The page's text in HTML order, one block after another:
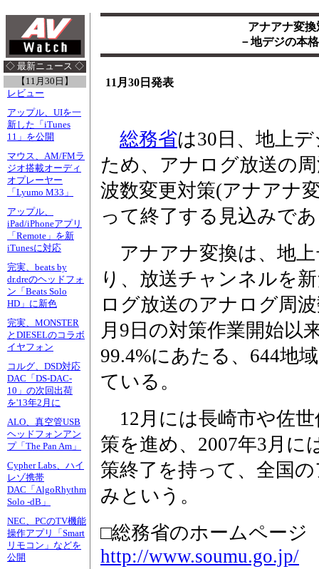
◇ 最新ニュース ◇
【11月30日】
レビュー
アップル、UIを一
新した「iTunes
11」を公開
マウス、AM/FMラ
ジオ搭載オーディ
オプレーヤー
「Lyumo M33」
アップル、
iPad/iPhoneアプリ
「Remote」を新
iTunesに対応
完実、beats by
dr.dreのヘッドフォ
ン「Beats Solo
HD」に新色
完実、MONSTER
とDIESELのコラボ
イヤフォン
コルグ、DSD対応
DAC「DS-DAC-
10」の次回出荷
を'13年2月に
ALO、真空管USB
ヘッドフォンアン
プ「The Pan Am」
Cypher Labs、ハイ
レゾ携帯
DAC「AlgoRhythm
Solo -dB」
NEC、PCのTV機能
操作アプリ「Smart
リモコン」などを
公開
アナアナ変換
－地デジの本
11月30日発表
総務省は30日、地上
ため、アナログ放送の
波数変更対策(アナアナ
って終了する見込みで
アナアナ変換は、地
り、放送チャンネルを
ログ放送のアナログ周
月9日の対策作業開始以
99.4%にあたる、644地
ている。
12月には長崎市や佐
策を進め、2007年3月に
策終了を持って、全国
みという。
□総務省のホームページ
http://www.soumu.go.jp/